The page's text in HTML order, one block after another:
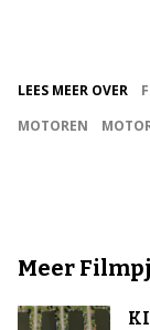
LEES MEER OVER
MOTOREN
Meer